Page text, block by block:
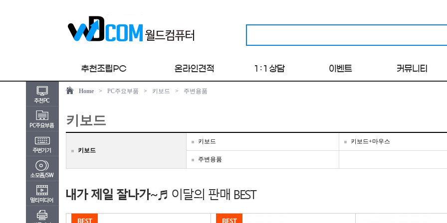
Home > PC주요부품 > 키보드 > 주변용품
키보드
키보드
키보드 키보드+마우스
주변용품